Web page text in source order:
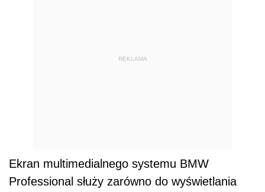
REKLAMA
Ekran multimedialnego systemu BMW
Professional służy zarówno do wyświetlania